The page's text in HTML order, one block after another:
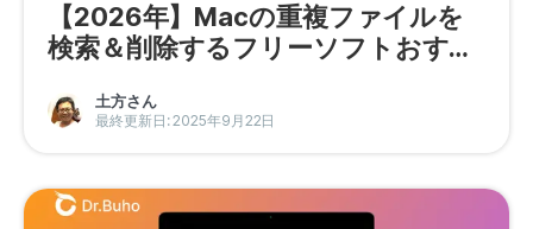
【2026年】Macの重複ファイルを
検索＆削除するフリーソフトおすす
土方さん
最終更新日: 2025年9月22日